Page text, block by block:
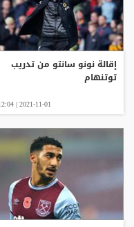
إقالة نونو سانتو من تدريب
توتنهام
2021-11-01 | 12:04 م